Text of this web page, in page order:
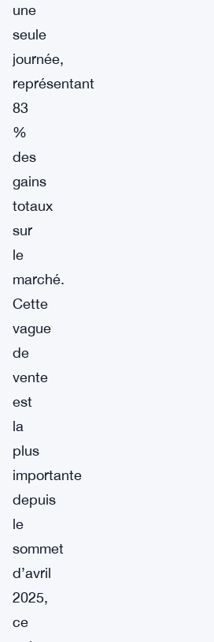
une
seule
journée,
représentant
83
%
des
gains
totaux
sur
le
marché.
Cette
vague
de
vente
est
la
plus
importante
depuis
le
sommet
d’avril
2025,
ce